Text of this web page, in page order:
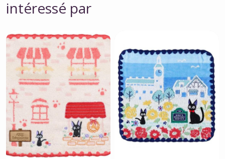
intéressé par